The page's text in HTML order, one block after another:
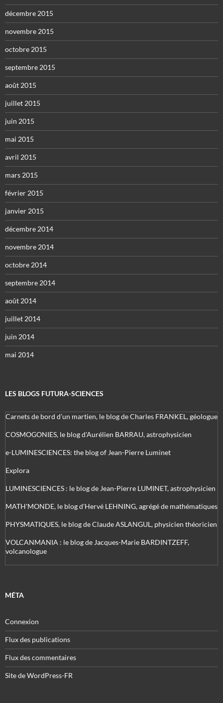
décembre 2015
novembre 2015
octobre 2015
septembre 2015
août 2015
juillet 2015
juin 2015
mai 2015
avril 2015
mars 2015
février 2015
janvier 2015
décembre 2014
novembre 2014
octobre 2014
septembre 2014
août 2014
juillet 2014
juin 2014
mai 2014
LES BLOGS FUTURA-SCIENCES
Carnets de bord d’un martien, le blog de Charles FRANKEL, géologue
COSMOGONIES, le blog d'Aurélien BARRAU, astrophysicien
e-LUMINESCIENCES: the blog of Jean-Pierre Luminet
Explora
LUMINESCIENCES : le blog de Jean-Pierre LUMINET, astrophysicien
MATH'MONDE, le blog d'Hervé LEHNING, agrégé de mathématiques
PHYSMATIQUES, le blog de Claude ASLANGUL, physicien théoricien
VOLCANMANIA : le blog de Jacques-Marie BARDINTZEFF,
volcanologue
MÉTA
Connexion
Flux des publications
Flux des commentaires
Site de WordPress-FR